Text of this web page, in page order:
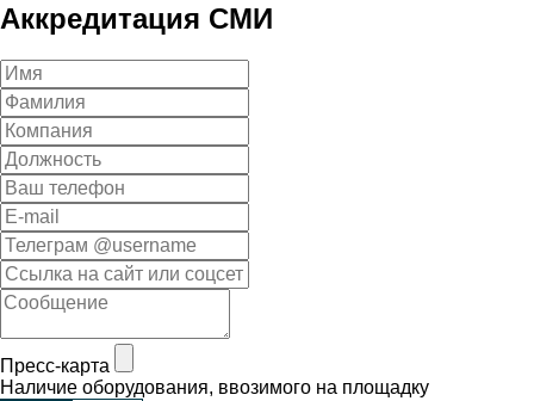
Аккредитация СМИ
Пресс-карта
Наличие оборудования, ввозимого на площадку